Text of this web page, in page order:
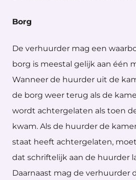
Borg
De verhuurder mag een
borg is meestal gelijk aan één
Wanneer de huurder uit de
de borg weer terug als de
wordt achtergelaten als toen
kwam. Als de huurder de
staat heeft achtergelaten,
dat schriftelijk aan de huurder
Daarnaast mag de verhuurder